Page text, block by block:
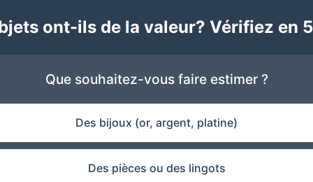
ont-ils de la valeur? Vérifiez en
Que souhaitez-vous faire estimer ?
Des bijoux (or, argent, platine)
Des pièces ou des lingots